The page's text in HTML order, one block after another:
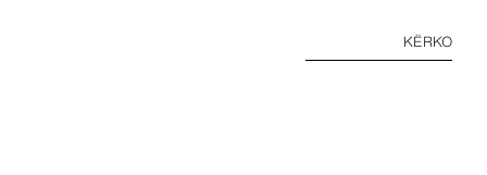
KËRKO